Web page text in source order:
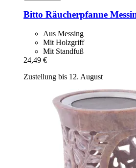
Bitto Räucherpfanne
Aus Messing
Mit Holzgriff
Mit Standfuß
24,49 €
Zustellung bis 12. August